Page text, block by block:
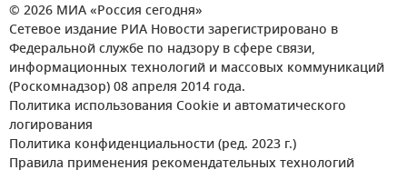
© 2026 МИА «Россия сегодня»
Сетевое издание РИА Новости зарегистрировано в
Федеральной службе по надзору в сфере связи,
информационных технологий и массовых коммуникаций
(Роскомнадзор) 08 апреля 2014 года.
Политика использования Cookie и автоматического
логирования
Политика конфиденциальности (ред. 2023 г.)
Правила применения рекомендательных технологий